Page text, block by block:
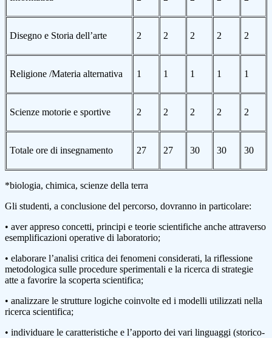
Disegno e Storia dell’arte 2 2 2 2 2
Religione /Materia alternativa 1 1 1 1 1
Scienze motorie e sportive 2 2 2 2 2
Totale ore di insegnamento 27 27 30 30 30
*biologia, chimica, scienze della terra
Gli studenti, a conclusione del percorso, dovranno in particolare:
• aver appreso concetti, principi e teorie scientifiche anche attraverso
esemplificazioni operative di laboratorio;
• elaborare l’analisi critica dei fenomeni considerati, la riflessione
metodologica sulle procedure sperimentali e la ricerca di strategie
atte a favorire la scoperta scientifica;
• analizzare le strutture logiche coinvolte ed i modelli utilizzati nella
ricerca scientifica;
• individuare le caratteristiche e l’apporto dei vari linguaggi (storico-